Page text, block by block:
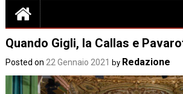
Quando Gigli, la Callas e
Posted on 22 Gennaio 2021 by Redazione